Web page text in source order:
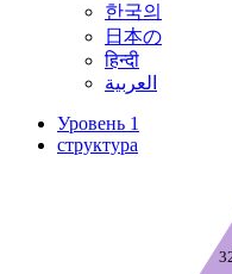
한국의
日本の
हिन्दी
العربية
Уровень 1
структура